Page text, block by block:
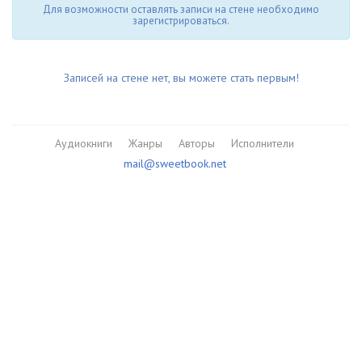
Для возможности оставлять записи на стене необходимо
зарегистрироваться.
Записей на стене нет, вы можете стать первым!
Аудиокниги Жанры Авторы
Исполнители
mail@sweetbook.net